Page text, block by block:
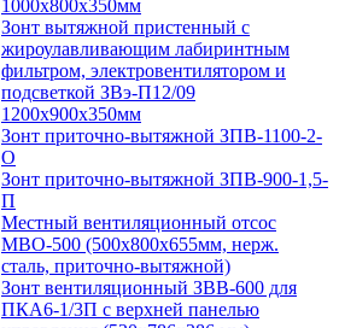
1000х800х350мм
Зонт вытяжной пристенный с
жироулавливающим лабиринтным
фильтром, электровентилятором и
подсветкой ЗВэ-П12/09
1200х900х350мм
Зонт приточно-вытяжной ЗПВ-1100-2-
О
Зонт приточно-вытяжной ЗПВ-900-1,5-
П
Местный вентиляционный отсос
МВО-500 (500х800х655мм, нерж.
сталь, приточно-вытяжной)
Зонт вентиляционный ЗВВ-600 для
ПКА6-1/3П с верхней панелью